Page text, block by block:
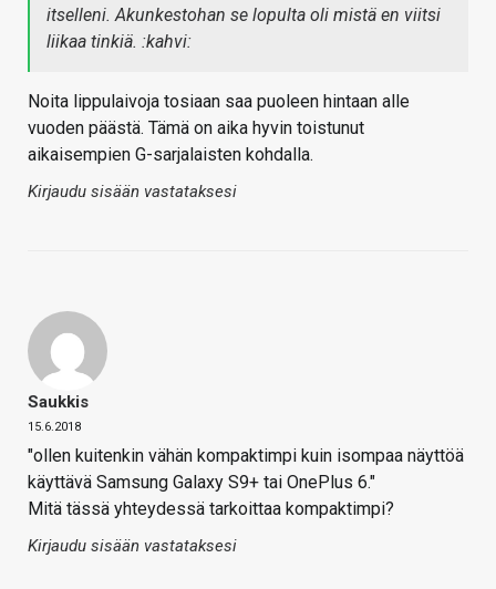
itselleni. Akunkestohan se lopulta oli mistä en viitsi
liikaa tinkiä. :kahvi:
Noita lippulaivoja tosiaan saa puoleen hintaan alle
vuoden päästä. Tämä on aika hyvin toistunut
aikaisempien G-sarjalaisten kohdalla.
Kirjaudu sisään vastataksesi
Saukkis
15.6.2018
"ollen kuitenkin vähän kompaktimpi kuin isompaa näyttöä
käyttävä Samsung Galaxy S9+ tai OnePlus 6."
Mitä tässä yhteydessä tarkoittaa kompaktimpi?
Kirjaudu sisään vastataksesi